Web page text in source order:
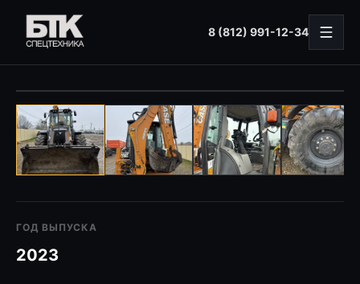
8 (812) 991-12-34
В НАЛИЧИИ
ГОД ВЫПУСКА
2023